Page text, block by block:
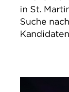
in St.
Suche